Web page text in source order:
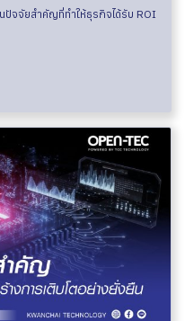
ปัจจัยสำคัญที่ทำให้ธุรกิจได้รับ ROI